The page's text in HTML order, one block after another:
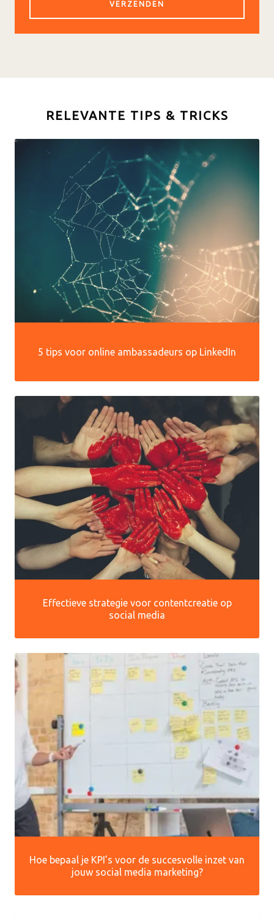
RELEVANTE TIPS & TRICKS
5 tips voor online ambassadeurs op LinkedIn
Effectieve strategie voor contentcreatie op
social media
Hoe bepaal je KPI’s voor de succesvolle inzet van
jouw social media marketing?